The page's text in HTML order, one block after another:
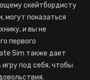
скейтбордисту
могут показаться
и вы не
первого
Sim также дает
под себя, чтобы